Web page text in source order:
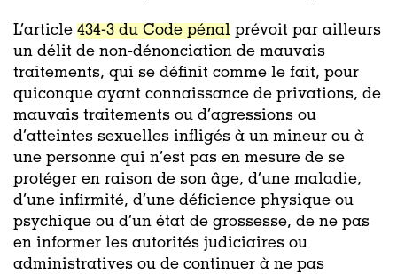
L’article 434-3 du Code pénal prévoit par ailleurs
un délit de non-dénonciation de mauvais
traitements, qui se définit comme le fait, pour
quiconque ayant connaissance de privations, de
mauvais traitements ou d’agressions ou
d’atteintes sexuelles infligés à un mineur ou à
une personne qui n’est pas en mesure de se
protéger en raison de son âge, d’une maladie,
d’une infirmité, d’une déficience physique ou
psychique ou d’un état de grossesse, de ne pas
en informer les autorités judiciaires ou
administratives ou de continuer à ne pas